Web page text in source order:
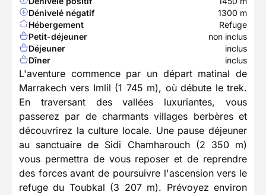
Dénivelé négatif
1300 m
Hébergement
Refuge
Petit-déjeuner
non inclus
Déjeuner
inclus
Dîner
inclus
L'aventure commence par un départ matinal de
Marrakech vers Imlil (1 745 m), où débute le trek.
En traversant des vallées luxuriantes, vous
passerez par de charmants villages berbères et
découvrirez la culture locale. Une pause déjeuner
au sanctuaire de Sidi Chamharouch (2 350 m)
vous permettra de vous reposer et de reprendre
des forces avant de poursuivre l'ascension vers le
refuge du Toubkal (3 207 m). Prévoyez environ